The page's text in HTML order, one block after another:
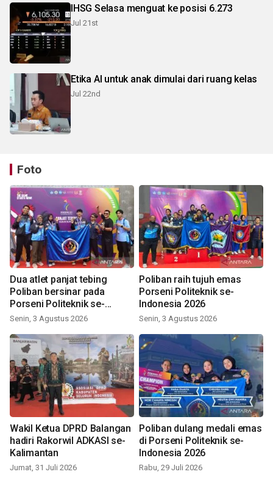
IHSG Selasa menguat ke posisi 6.273
Jul 21st
Etika AI untuk anak dimulai dari ruang kelas
Jul 22nd
Foto
Dua atlet panjat tebing
Poliban bersinar pada
Porseni Politeknik se-
Indonesia 2026
Senin, 3 Agustus 2026
Poliban raih tujuh emas
Porseni Politeknik se-
Indonesia 2026
Senin, 3 Agustus 2026
Wakil Ketua DPRD Balangan
hadiri Rakorwil ADKASI se-
Kalimantan
Jumat, 31 Juli 2026
Poliban dulang medali emas
di Porseni Politeknik se-
Indonesia 2026
Rabu, 29 Juli 2026